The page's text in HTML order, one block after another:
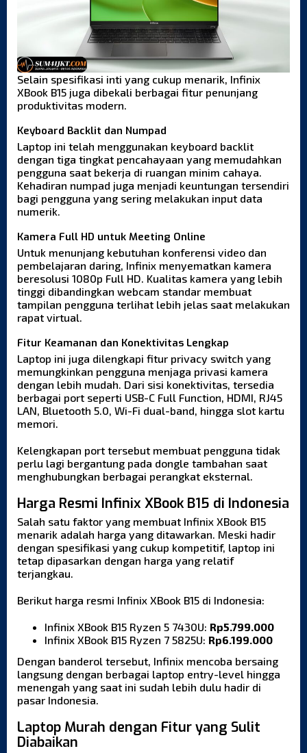
Selain spesifikasi inti yang cukup menarik, Infinix
XBook B15 juga dibekali berbagai fitur penunjang
produktivitas modern.
Keyboard Backlit dan Numpad
Laptop ini telah menggunakan keyboard backlit
dengan tiga tingkat pencahayaan yang memudahkan
pengguna saat bekerja di ruangan minim cahaya.
Kehadiran numpad juga menjadi keuntungan tersendiri
bagi pengguna yang sering melakukan input data
numerik.
Kamera Full HD untuk Meeting Online
Untuk menunjang kebutuhan konferensi video dan
pembelajaran daring, Infinix menyematkan kamera
beresolusi 1080p Full HD. Kualitas kamera yang lebih
tinggi dibandingkan webcam standar membuat
tampilan pengguna terlihat lebih jelas saat melakukan
rapat virtual.
Fitur Keamanan dan Konektivitas Lengkap
Laptop ini juga dilengkapi fitur privacy switch yang
memungkinkan pengguna menjaga privasi kamera
dengan lebih mudah. Dari sisi konektivitas, tersedia
berbagai port seperti USB-C Full Function, HDMI, RJ45
LAN, Bluetooth 5.0, Wi-Fi dual-band, hingga slot kartu
memori.
Kelengkapan port tersebut membuat pengguna tidak
perlu lagi bergantung pada dongle tambahan saat
menghubungkan berbagai perangkat eksternal.
Harga Resmi Infinix XBook B15 di Indonesia
Salah satu faktor yang membuat Infinix XBook B15
menarik adalah harga yang ditawarkan. Meski hadir
dengan spesifikasi yang cukup kompetitif, laptop ini
tetap dipasarkan dengan harga yang relatif
terjangkau.
Berikut harga resmi Infinix XBook B15 di Indonesia:
Infinix XBook B15 Ryzen 5 7430U: Rp5.799.000
Infinix XBook B15 Ryzen 7 5825U: Rp6.199.000
Dengan banderol tersebut, Infinix mencoba bersaing
langsung dengan berbagai laptop entry-level hingga
menengah yang saat ini sudah lebih dulu hadir di
pasar Indonesia.
Laptop Murah dengan Fitur yang Sulit
Diabaikan